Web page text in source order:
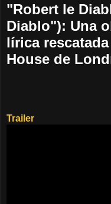
"Robert le
Diablo"): Una
lírica
House de
Trailer